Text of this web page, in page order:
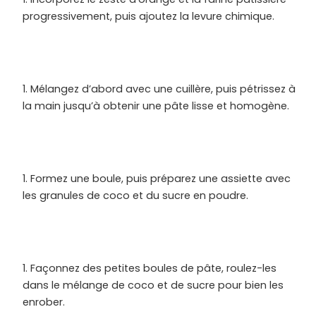
progressivement, puis ajoutez la levure chimique.
Mélangez d’abord avec une cuillère, puis pétrissez à
la main jusqu’à obtenir une pâte lisse et homogène.
Formez une boule, puis préparez une assiette avec
les granules de coco et du sucre en poudre.
Façonnez des petites boules de pâte, roulez-les
dans le mélange de coco et de sucre pour bien les
enrober.